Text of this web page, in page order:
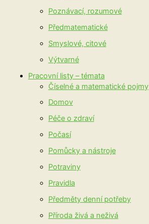
Poznávací, rozumové
Předmatematické
Smyslové, citové
Výtvarné
Pracovní listy – témata
Číselné a matematické pojmy
Domov
Péče o zdraví
Počasí
Pomůcky a nástroje
Potraviny
Pravidla
Předměty denní potřeby
Příroda živá a neživá